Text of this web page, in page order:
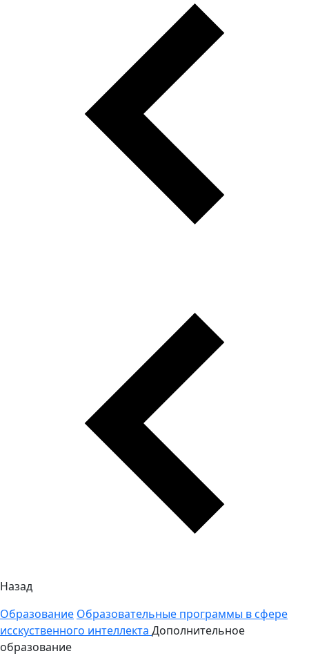
Назад
Образование Образовательные программы в сфере
исскуственного интеллекта Дополнительное
образование